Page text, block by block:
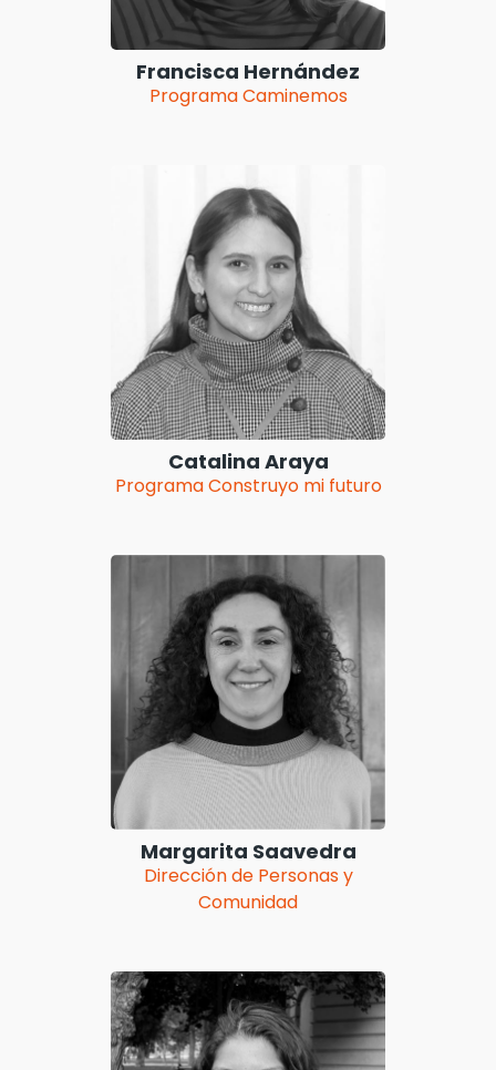
Francisca Hernández
Programa Caminemos
Catalina Araya
Programa Construyo mi futuro
Margarita Saavedra
Dirección de Personas y
Comunidad